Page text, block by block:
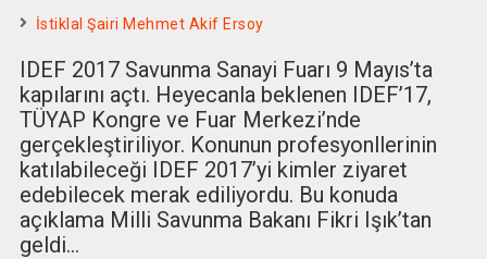
İstiklal Şairi Mehmet Akif Ersoy
IDEF 2017 Savunma Sanayi Fuarı 9 Mayıs’ta
kapılarını açtı. Heyecanla beklenen IDEF’17,
TÜYAP Kongre ve Fuar Merkezi’nde
gerçekleştiriliyor. Konunun profesyonllerinin
katılabileceği IDEF 2017’yi kimler ziyaret
edebilecek merak ediliyordu. Bu konuda
açıklama Milli Savunma Bakanı Fikri Işık’tan
geldi…